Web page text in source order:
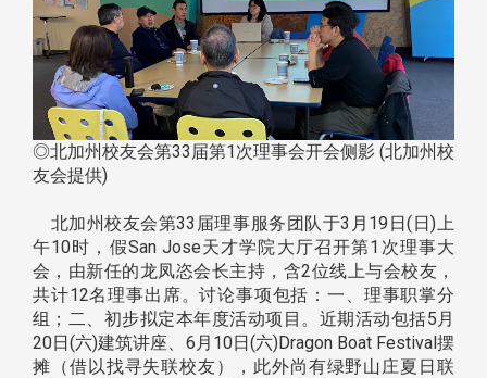
◎北加州校友会第33届第1次理事会开会侧影 (北加州校
友会提供)
北加州校友会第33届理事服务团队于3月19日(日)上
午10时，假San Jose天才学院大厅召开第1次理事大
会，由新任的龙凤恣会长主持，含2位线上与会校友，
共计12名理事出席。讨论事项包括：一、理事职掌分
组；二、初步拟定本年度活动项目。近期活动包括5月
20日(六)建筑讲座、6月10日(六)Dragon Boat Festival摆
摊（借以找寻失联校友），此外尚有绿野山庄夏日联